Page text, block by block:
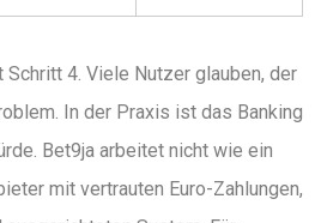
4. Viele Nutzer glauben, der
In der Praxis ist das Banking
Bet9ja arbeitet nicht wie ein
mit vertrauten Euro-Zahlungen,